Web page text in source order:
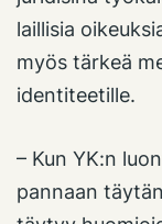
laillisia
myös tärkeä
identiteetille.
– Kun YK:n
pannaan